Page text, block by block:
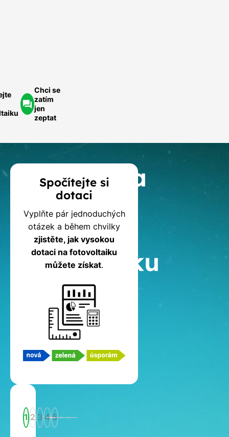
Chci se
zatím
jen
zeptat
Kalkulačka
dotací
na
fotovoltaiku
Spočítejte si
dotaci
Vyplňte pár jednoduchých
otázek a během chvilky
zjistěte, jak vysokou
dotaci na fotovoltaiku
můžete získat.
1 2 3 4 5